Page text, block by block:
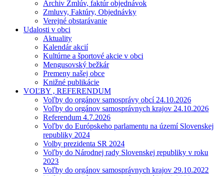
Archiv Zmlúv, faktúr objednávok
Zmluvy, Faktúry, Objednávky
Verejné obstarávanie
Udalosti v obci
Aktuality
Kalendár akcií
Kultúrne a športové akcie v obci
Mengusovský bežkár
Premeny našej obce
Knižné publikácie
VOĽBY , REFERENDUM
Voľby do orgánov samosprávy obcí 24.10.2026
Voľby do orgánov samosprávnych krajov 24.10.2026
Referendum 4.7.2026
Voľby do Európskeho parlamentu na území Slovenskej
republiky 2024
Volby prezidenta SR 2024
Voľby do Národnej rady Slovenskej republiky v roku
2023
Voľby do orgánov samosprávnych krajov 29.10.2022